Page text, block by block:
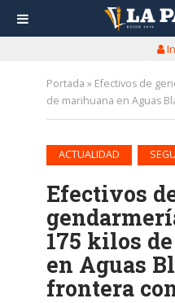
Portada » Efectivos de
de marihuana en Aguas
ACTUALIDAD
Efectivos
175 kilos
en Aguas
frontera